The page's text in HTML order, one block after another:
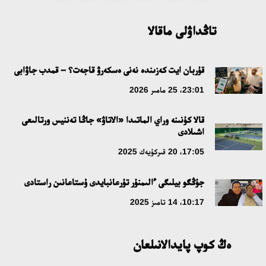
مە؟
18:16، 20 شىلدە 2026
ۇلتتىق ءارحيۆتىڭ اشىلعانىنا 20 جىل: نەگىزگى جەتىستىكتەرى مەن
دامۋ باعىتى
مەملەكەت باسشىسى كوبەيتۇز كولىنىڭ جاي-كۇيىنە نازار اۋداردى
التىن وردا تاريحىن وقىتۋدىڭ يننوۆاسيالىق تاسىلدەرى ەنگىزىلەدى
تاڭداۋلى ماقالا
قۇربان ايت كەزىندە نەنى ەسكەرۋ قاجەت؟ – قمدب جاۋابى
23:01، 25 مامىر 2026
قالا كۇنىنە وراي الماتىدا «الاتاۋ» جاڭا تەننيس ورتالىعى
اشىلادى
17:05، 20 قىركۇيەك 2025
جۇڭگو بيلىگى ءالىمنۇر تۇرعانبايدى ۇستاعانىن راستادى
10:17، 14 تامىز 2025
ەڭ كوپ پايدالانىلعان